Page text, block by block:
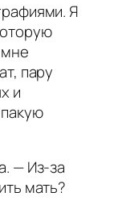
Я
пару
и
— Из-за
мать?